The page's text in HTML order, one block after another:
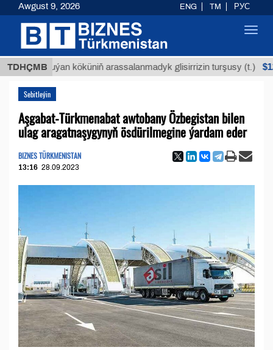
TDHÇMB
Buýan köküniň arassalanmadyk glisirrizin turşusy (t.) $12935,18
Sebitleýin
Aşgabat-Türkmenabat awtobany Özbegistan bilen
ulag aragatnaşygynyň ösdürilmegine ýardam eder
BIZNES TÜRKMENISTAN
13:16 28.09.2023
Awgust 9, 2026 ENG TM РУС